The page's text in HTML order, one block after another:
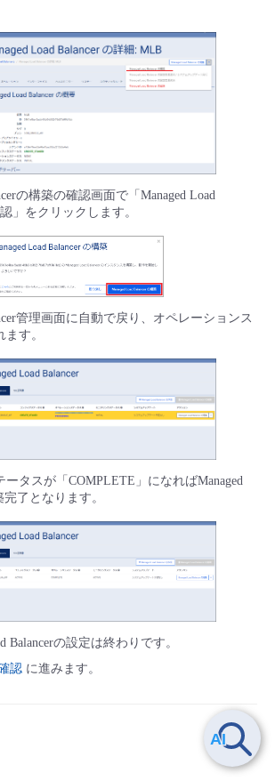
の構築の確認画面で「Managed Load
」をクリックします。
管理画面に自動で戻り、オペレーションス
す。
タスが「COMPLETE」になればManaged
完了となります。
Balancerの設定は終わりです。
認 に進みます。